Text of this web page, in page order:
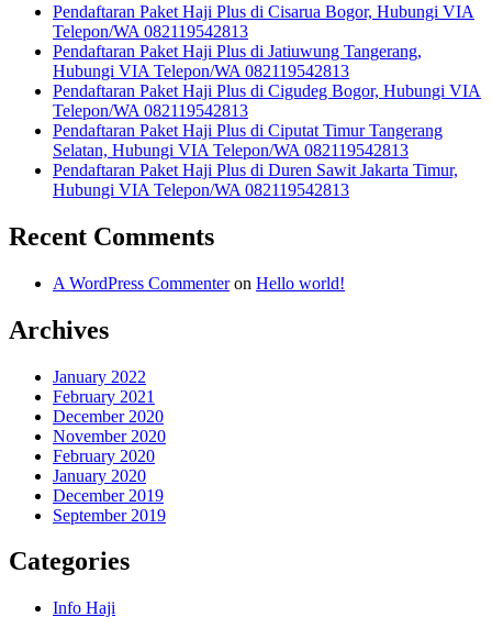
Pendaftaran Paket Haji Plus di Cisarua Bogor, Hubungi VIA
Telepon/WA 082119542813
Pendaftaran Paket Haji Plus di Jatiuwung Tangerang,
Hubungi VIA Telepon/WA 082119542813
Pendaftaran Paket Haji Plus di Cigudeg Bogor, Hubungi VIA
Telepon/WA 082119542813
Pendaftaran Paket Haji Plus di Ciputat Timur Tangerang
Selatan, Hubungi VIA Telepon/WA 082119542813
Pendaftaran Paket Haji Plus di Duren Sawit Jakarta Timur,
Hubungi VIA Telepon/WA 082119542813
Recent Comments
A WordPress Commenteron Hello world!
Archives
January 2022
February 2021
December 2020
November 2020
February 2020
January 2020
December 2019
September 2019
Categories
Info Haji